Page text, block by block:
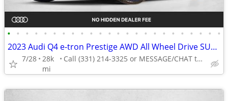
• • • • • • • • • • • • • • • • • • • • • • • •
2023 Audi Q4 e-tron Prestige AWD All Wheel Drive SUV Electric AUTONATION
7/28 28k
mi
Call (331) 214-3325 or MESSAGE/CHAT to confirm availability